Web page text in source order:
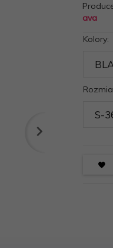
ava
Kolory: